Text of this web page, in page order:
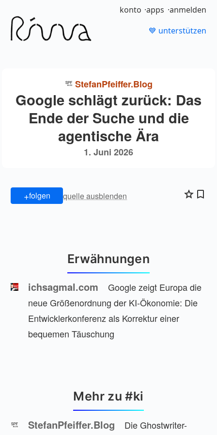
konto apps anmelden
💙 unterstützen
StefanPfeiffer.Blog
Google schlägt zurück: Das
Ende der Suche und die
agentische Ära
1. Juni 2026
+folgen quelle ausblenden
Erwähnungen
ichsagmal.com
Google zeigt Europa die
neue Größenordnung der KI-Ökonomie: Die
Entwicklerkonferenz als Korrektur einer
bequemen Täuschung
Mehr zu #ki
StefanPfeiffer.Blog
Die Ghostwriter-